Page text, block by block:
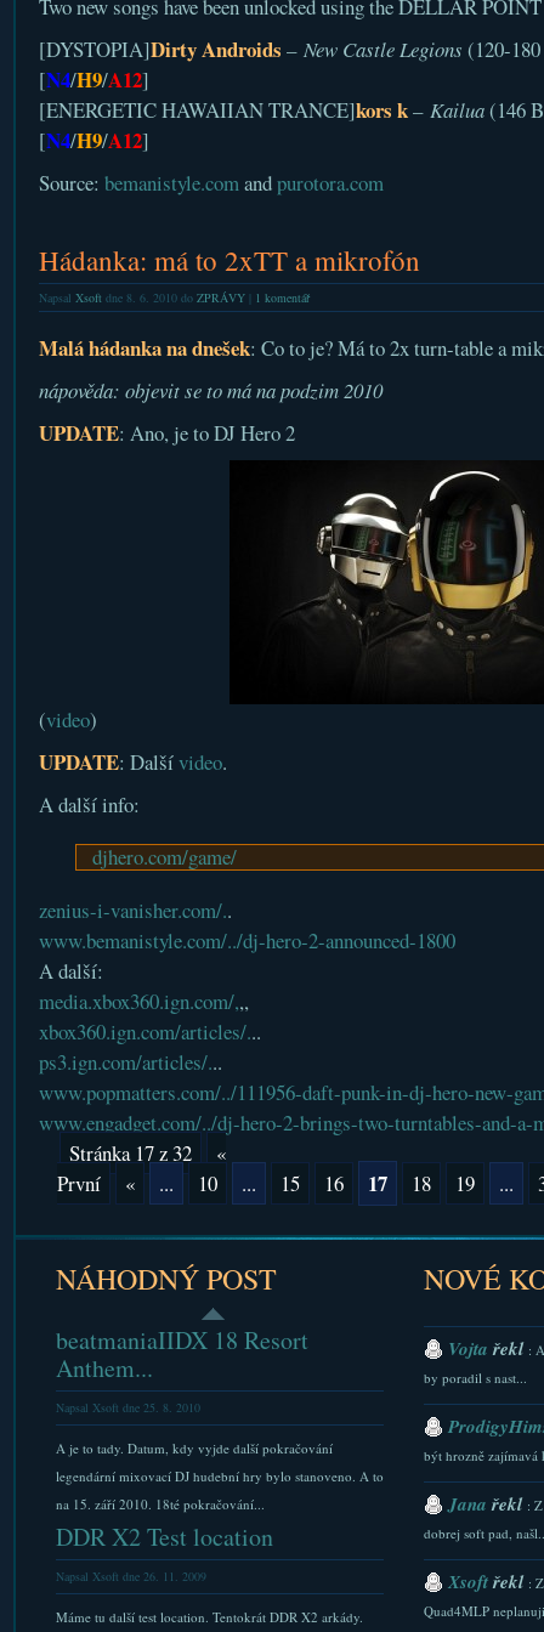
Two new songs have been unlocked using the DELLAR
[DYSTOPIA]Dirty Androids – New Castle Legions (120-
[N4/H9/A12]
[ENERGETIC HAWAIIAN TRANCE]kors k– Kailua(146
[N4/H9/A12]
Source: bemanistyle.comandpurotora.com
Hádanka: má to 2xTT a mikrofón
Napsal Xsoftdne 8. 6. 2010 do ZPRÁVY| 1 komentář
Malá hádanka na dnešek: Co to je? Má to 2x turn-table a
nápověda: objevit se to má na podzim 2010
UPDATE: Ano, je to DJ Hero 2
(video)
UPDATE: Dalšívideo.
A další info:
djhero.com/game/
zenius-i-vanisher.com/..
www.bemanistyle.com/../dj-hero-2-announced-1800
A další:
media.xbox360.ign.com/,,,
xbox360.ign.com/articles/...
ps3.ign.com/articles/...
www.popmatters.com/../111956-daft-punk-in-dj-hero-new-
www.engadget.com/../dj-hero-2-brings-two-turntables-and-
Stránka 17 z 32
«
První
« ... 10 ... 15 16 17 18 19 ...
NÁHODNÝ POST
beatmaniaIIDX 18 Resort
Anthem...
Napsal Xsoft dne 25. 8. 2010
A je to tady. Datum, kdy vyjde další pokračování
legendární mixovací DJ hudební hry bylo stanoveno. A to
na 15. září 2010. 18té pokračování...
DDR X2 Test location
Napsal Xsoft dne 26. 11. 2009
Máme tu další test location. Tentokrát DDR X2 arkády.
NOVÉ
Vojtařekl :
by poradil s nast...
být hrozně zajímavá
Janařekl :
dobrej soft pad,
Xsoftřekl :
Quad4MLP